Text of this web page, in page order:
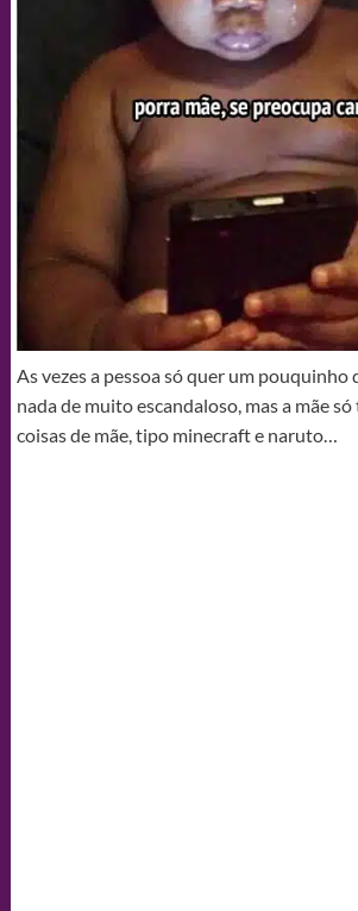
As vezes a pessoa só quer um pouquinho
nada de muito escandaloso, mas a mãe
coisas de mãe, tipo minecraft e naruto…